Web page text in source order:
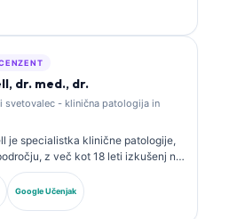
nevronskega omrežja. Dr. Klein
na področju interpretacije
diagnostike na temo
dr. med., dr.
svetovalec - klinična patologija in
je specialistka klinične patologije,
z več kot 18 leti izkušenj na
medicine in diagnostične
certifikata iz klinične kemije in
o panelih biomarkerjev in
Google Učenjak